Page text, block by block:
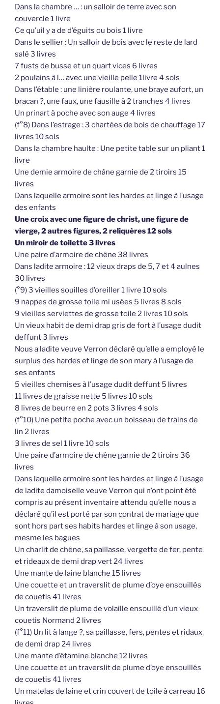
Dans la chambre … : un salloir de terre avec son
couvercle 1 livre
Ce qu’uil y a de d’éguits ou bois 1 livre
Dans le sellier : Un salloir de bois avec le reste de lard
salé 3 livres
7 fusts de busse et un quart vices 6 livres
2 poulains à l… avec une vieille pelle 1livre 4 sols
Dans l’étable : une linière roulante, une braye aufort, un
bracan ?, une faux, une fausille à 2 tranches 4 livres
Un prinart à poche avec son auge 4 livres
(f°8) Dans l’estrage : 3 chartées de bois de chauffage 17
livres 10 sols
Dans la chambre haulte : Une petite table sur un pliant 1
livre
Une demie armoire de châne garnie de 2 tiroirs 15
livres
Dans laquelle armoire sont les hardes et linge à l’usage
des enfants
Une croix avec une figure de christ, une figure de
vierge, 2 autres figures, 2 reliquères 12 sols
Un miroir de toilette 3 livres
Une paire d’armoire de chêne 38 livres
Dans ladite armoire : 12 vieux draps de 5, 7 et 4 aulnes
30 livres
(°9) 3 vieilles souilles d’oreiller 1 livre 10 sols
9 nappes de grosse toile mi usées 5 livres 8 sols
9 vieilles serviettes de grosse toile 2 livres 10 sols
Un vieux habit de demi drap gris de fort à l’usage dudit
deffunt 3 livres
Nous a ladite veuve Verron déclaré qu’elle a employé le
surplus des hardes et linge de son mary à l’usage de
ses enfants
5 vieilles chemises à l’usage dudit deffunt 5 livres
11 livres de graisse nette 5 livres 10 sols
8 livres de beurre en 2 pots 3 livres 4 sols
(f°10) Une petite poche avec un boisseau de trains de
lin 2 livres
3 livres de sel 1 livre 10 sols
Une paire d’armoire de chêne garnie de 2 tiroirs 36
livres
Dans laquelle armoire sont les hardes et linge à l’usage
de ladite damoiselle veuve Verron qui n’ont point été
compris au présent inventaire attendu qu’elle nous a
déclaré qu’il est porté par son contrat de mariage que
sont hors part ses habits hardes et linge à son usage,
mesme les bagues
Un charlit de chêne, sa paillasse, vergette de fer, pente
et rideaux de demi drap vert 24 livres
Une mante de laine blanche 15 livres
Une couette et un traverslit de plume d’oye ensouillés
de couetis 41 livres
Un traverslit de plume de volaille ensouillé d’un vieux
couetis Normand 2 livres
(f°11) Un lit à lange ?, sa paillasse, fers, pentes et ridaux
de demi drap 24 livres
Une mante d’étamine blanche 12 livres
Une couette et un traverslit de plume d’oye ensouillés
de couetis 41 livres
Un matelas de laine et crin couvert de toile à carreau 16